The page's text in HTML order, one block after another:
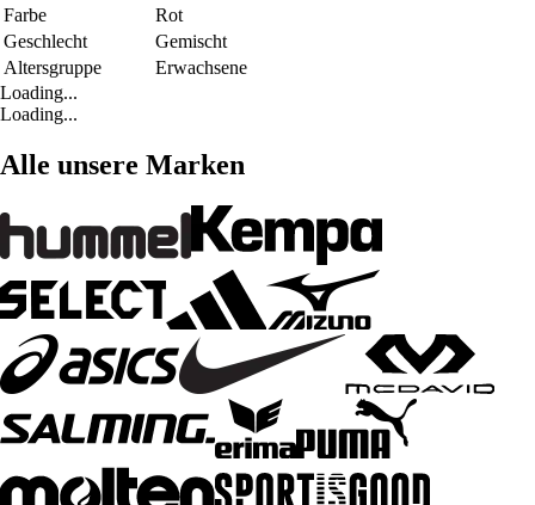
Farbe
Rot
Geschlecht
Gemischt
Altersgruppe
Erwachsene
Loading...
Loading...
Alle unsere Marken